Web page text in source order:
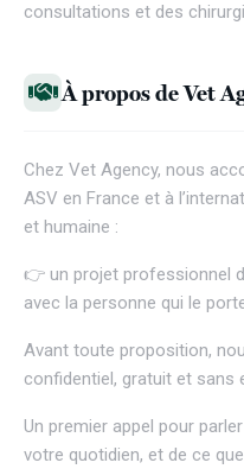
consultations et des
À propos de Vet
Chez Vet Agency, nous
ASV en France et à
et humaine :
👉 un projet professionnel
avec la personne qui le
Avant toute proposition,
confidentiel, gratuit et sans
Un premier appel pour
votre quotidien, et de ce